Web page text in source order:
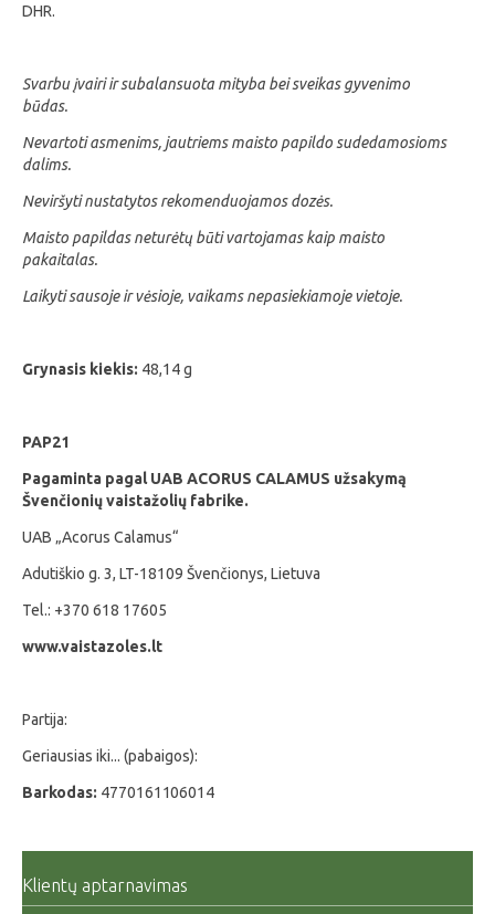
DHR.
Svarbu įvairi ir subalansuota mityba bei sveikas gyvenimo
būdas.
Nevartoti asmenims, jautriems maisto papildo sudedamosioms
dalims.
Neviršyti nustatytos rekomenduojamos dozės.
Maisto papildas neturėtų būti vartojamas kaip maisto
pakaitalas.
Laikyti sausoje ir vėsioje, vaikams nepasiekiamoje vietoje.
Grynasis kiekis: 48,14 g
PAP21
Pagaminta pagal UAB ACORUS CALAMUS užsakymą
Švenčionių vaistažolių fabrike.
UAB „Acorus Calamus“
Adutiškio g. 3, LT-18109 Švenčionys, Lietuva
Tel.: +370 618 17605
www.vaistazoles.lt
Partija:
Geriausias iki... (pabaigos):
Barkodas: 4770161106014
Klientų aptarnavimas